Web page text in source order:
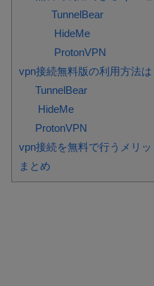
TunnelBear
HideMe
ProtonVPN
vpn接続無料版の利用方法は
TunnelBear
HideMe
ProtonVPN
vpn接続を無料で行うメリ
まとめ